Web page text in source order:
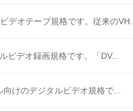
デオテープ規格です。従来のVH...
ビデオ録画規格です。「DV...
けのデジタルビデオ規格で...